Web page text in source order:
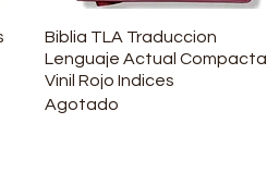
Vista rápida
Biblia TLA Traduccion
Lenguaje Actual Compacta
Vinil Rojo Indices
Agotado